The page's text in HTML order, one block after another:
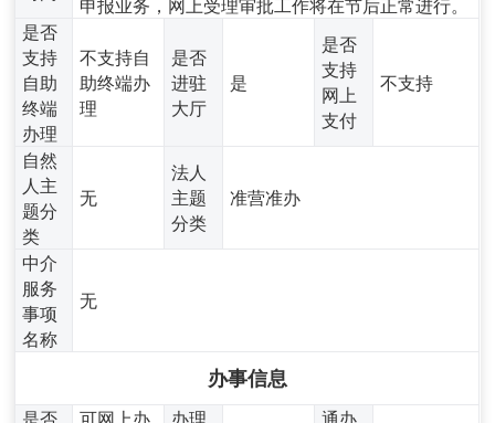
是否
支持
自助
终端
办理
不支持自
助终端办
理
是否
进驻
大厅
是
是否
支持
网上
支付
不支持
自然
人主
题分
类
无
法人
主题
分类
准营准办
中介
服务
事项
名称
无
办事信息
是否
可网上办
办理
通办